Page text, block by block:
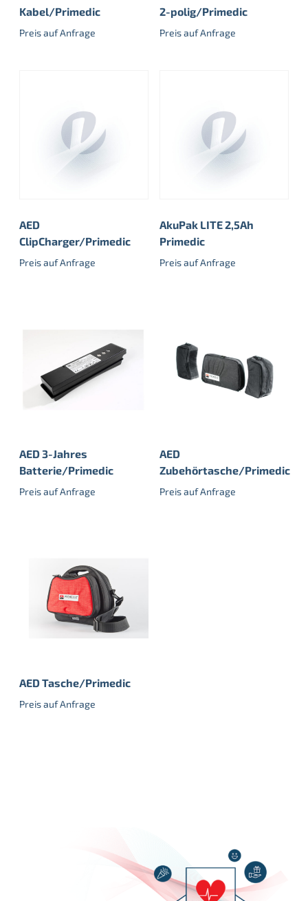
Kabel/Primedic
Preis auf Anfrage
2-polig/Primedic
Preis auf Anfrage
AED
ClipCharger/Primedic
Preis auf Anfrage
AkuPak LITE 2,5Ah
Primedic
Preis auf Anfrage
AED 3-Jahres
Batterie/Primedic
Preis auf Anfrage
AED
Zubehörtasche/Primedic
Preis auf Anfrage
AED Tasche/Primedic
Preis auf Anfrage